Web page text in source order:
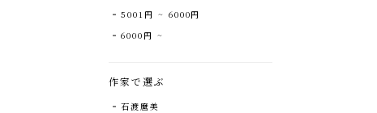
5001円 ~ 6000円
6000円 ~
作家で選ぶ
石渡麿美